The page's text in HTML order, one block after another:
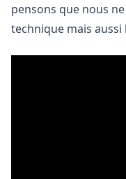
pensons que nous
technique mais aussi